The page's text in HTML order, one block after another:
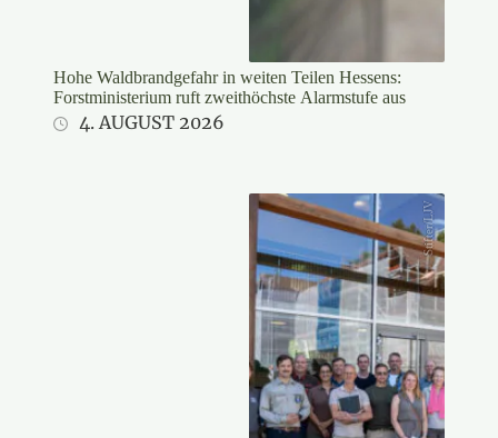
Hohe Waldbrandgefahr in weiten Teilen Hessens:
Forstministerium ruft zweithöchste Alarmstufe aus
4. AUGUST 2026
Stifter/LJV